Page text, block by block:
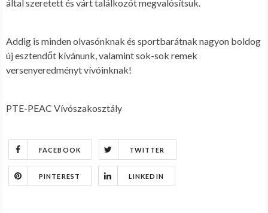
által szeretett és várt találkozót megvalósítsuk.
Addig is minden olvasónknak és sportbarátnak nagyon boldog
új esztendőt kívánunk, valamint sok-sok remek
versenyeredményt vívóinknak!
PTE-PEAC Vívószakosztály
FACEBOOK TWITTER
PINTEREST LINKEDIN